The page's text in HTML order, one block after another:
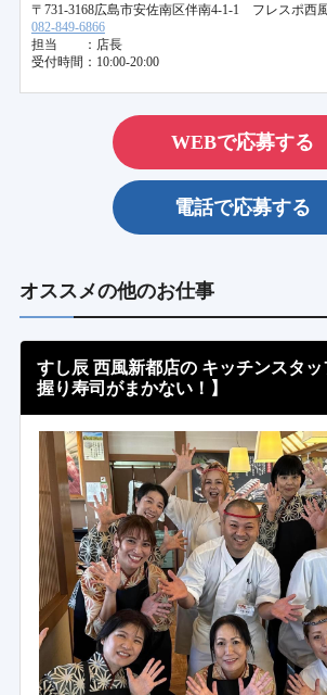
〒731-3168広島市安佐南区伴南4-1-1 フレスポ西
082-849-6866
担当 ：店長
受付時間：10:00-20:00
WEBで応募する
電話で応募する
オススメの他のお仕事
すし辰 西風新都店の キッチンスタ
握り寿司がまかない！】